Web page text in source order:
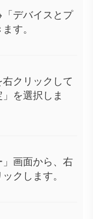
デバイスとプ
す。
右クリックして
を選択しま
画面から、右
クします。